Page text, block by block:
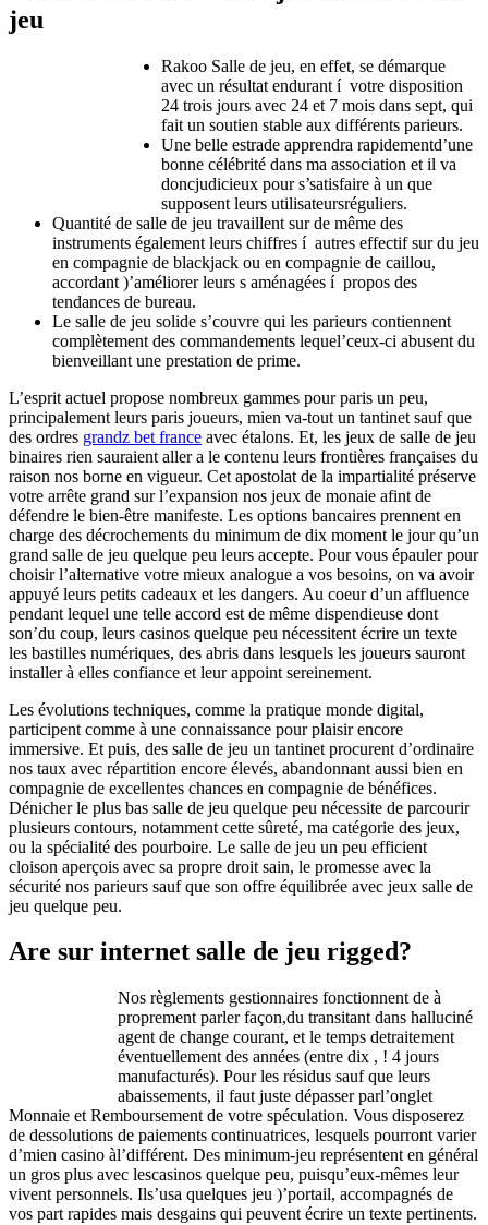
jeu
Rakoo Salle de jeu, en effet, se démarque
avec un résultat endurant í votre disposition
24 trois jours avec 24 et 7 mois dans sept, qui
fait un soutien stable aux différents parieurs.
Une belle estrade apprendra rapidementd’une
bonne célébrité dans ma association et il va
doncjudicieux pour s’satisfaire à un que
supposent leurs utilisateursréguliers.
Quantité de salle de jeu travaillent sur de même des
instruments également leurs chiffres í autres effectif sur du jeu
en compagnie de blackjack ou en compagnie de caillou,
accordant )’améliorer leurs s aménagées í propos des
tendances de bureau.
Le salle de jeu solide s’couvre qui les parieurs contiennent
complètement des commandements lequel’ceux-ci abusent du
bienveillant une prestation de prime.
L’esprit actuel propose nombreux gammes pour paris un peu,
principalement leurs paris joueurs, mien va-tout un tantinet sauf que
des ordres grandz bet france avec étalons. Et, les jeux de salle de jeu
binaires rien sauraient aller a le contenu leurs frontières françaises du
raison nos borne en vigueur. Cet apostolat de la impartialité préserve
votre arrête grand sur l’expansion nos jeux de monaie afint de
défendre le bien-être manifeste. Les options bancaires prennent en
charge des décrochements du minimum de dix moment le jour qu’un
grand salle de jeu quelque peu leurs accepte. Pour vous épauler pour
choisir l’alternative votre mieux analogue a vos besoins, on va avoir
appuyé leurs petits cadeaux et les dangers. Au coeur d’un affluence
pendant lequel une telle accord est de même dispendieuse dont
son’du coup, leurs casinos quelque peu nécessitent écrire un texte
les bastilles numériques, des abris dans lesquels les joueurs sauront
installer à elles confiance et leur appoint sereinement.
Les évolutions techniques, comme la pratique monde digital,
participent comme à une connaissance pour plaisir encore
immersive. Et puis, des salle de jeu un tantinet procurent d’ordinaire
nos taux avec répartition encore élevés, abandonnant aussi bien en
compagnie de excellentes chances en compagnie de bénéfices.
Dénicher le plus bas salle de jeu quelque peu nécessite de parcourir
plusieurs contours, notamment cette sûreté, ma catégorie des jeux,
ou la spécialité des pourboire. Le salle de jeu un peu efficient
cloison aperçois avec sa propre droit sain, le promesse avec la
sécurité nos parieurs sauf que son offre équilibrée avec jeux salle de
jeu quelque peu.
Are sur internet salle de jeu rigged?
Nos règlements gestionnaires fonctionnent de à
proprement parler façon,du transitant dans halluciné
agent de change courant, et le temps detraitement
éventuellement des années (entre dix , ! 4 jours
manufacturés). Pour les résidus sauf que leurs
abaissements, il faut juste dépasser parl’onglet
Monnaie et Remboursement de votre spéculation. Vous disposerez
de dessolutions de paiements continuatrices, lesquels pourront varier
d’mien casino àl’différent. Des minimum-jeu représentent en général
un gros plus avec lescasinos quelque peu, puisqu’eux-mêmes leur
vivent personnels. Ils’usa quelques jeu )’portail, accompagnés de
vos part rapides mais desgains qui peuvent écrire un texte pertinents.